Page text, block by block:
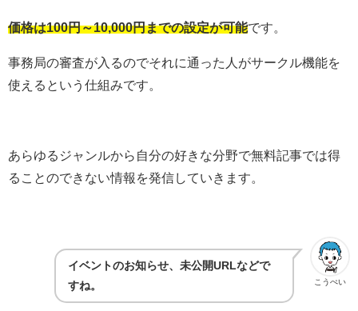
価格は100円～10,000円までの設定が可能です。
事務局の審査が入るのでそれに通った人がサークル機能を
使えるという仕組みです。
あらゆるジャンルから自分の好きな分野で無料記事では得
ることのできない情報を発信していきます。
こうぺい
イベントのお知らせ、未公開URLなどで
すね。